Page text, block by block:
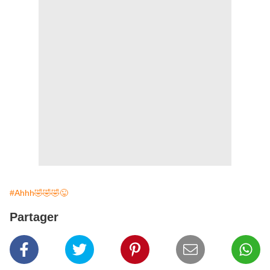
#Ahhh🤣🤣🤣😜
Partager